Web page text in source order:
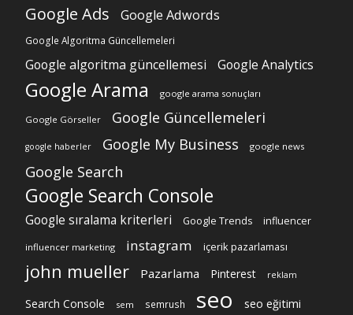
Google Ads Google Adwords
Google Algoritma Güncellemeleri
Google algoritma güncellemesi Google Analytics
Google Arama google arama sonuçları
Google Görseller Google Güncellemeleri
google haberler Google My Business google news
Google Search
Google Search Console
Google sıralama kriterleri Google Trends influencer
influencer marketing instagram içerik pazarlaması
john mueller Pazarlama Pinterest reklam
Search Console sem semrush seo seo eğitimi